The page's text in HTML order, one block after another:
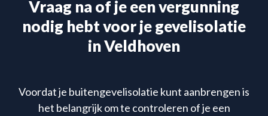
Vraag na of je een vergunning
nodig hebt voor je gevelisolatie
in Veldhoven
Voordat je buitengevelisolatie kunt aanbrengen is
het belangrijk om te controleren of je een